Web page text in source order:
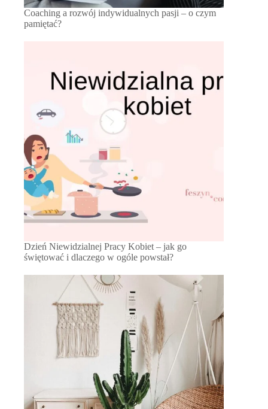
Coaching a rozwój indywidualnych pasji – o czym
pamiętać?
Dzień Niewidzialnej Pracy Kobiet – jak go
świętować i dlaczego w ogóle powstał?